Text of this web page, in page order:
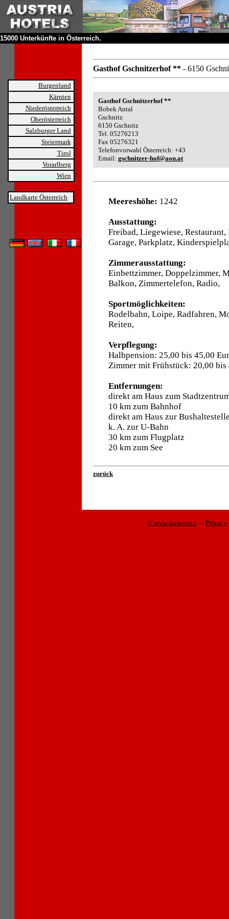
15000 Unterkünfte in Österreich.
Burgenland
Kärnten
Niederösterreich
Oberösterreich
Salzburger Land
Steiermark
Tirol
Vorarlberg
Wien
Landkarte Österreich
Gasthof Gschnitzerhof ** - 6150
Gasthof Gschnitzerhof **
Bobek Antal
Gschnitz
6150 Gschnitz
Tel. 05276213
Fax 05276321
Telefonvorwahl Österreich: +43
Email: gschnitzer-hof@aon.at
Meereshöhe: 1242
Ausstattung:
Freibad, Liegewiese,
Garage, Parkplatz,
Zimmerausstattung:
Einbettzimmer, Doppelzimmer,
Balkon, Zimmertelefon, Radio,
Sportmöglichkeiten:
Rodelbahn, Loipe, Radfahren,
Reiten,
Verpflegung:
Halbpension: 25,00 bis 45,00
Zimmer mit Frühstück: 20,00 bis
Entfernungen:
direkt am Haus zum
10 km zum Bahnhof
direkt am Haus zur
k. A. zur U-Bahn
30 km zum Flugplatz
20 km zum See
zurück
© www.drescher.it - - Privacy